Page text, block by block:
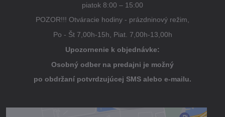
piatok 8:00 – 15:00
POZOR!!! Otváracie hodiny - prázdninový režim,
Po - Št 7,00h-15h, Piat. 7,00h-13,00h
Upozornenie k objednávke:
Osobný odber na predajni je možný
po obdržaní potvrdzujúcej SMS alebo e-mailu.